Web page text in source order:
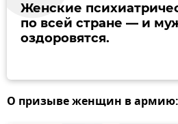
Женские
по всей стране — и
оздоровятся.
О призыве женщин в армию: